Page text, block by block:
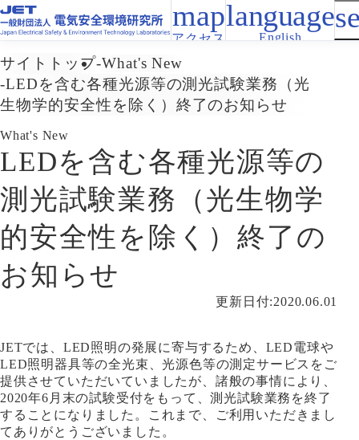
アクセス English
サイトトップ What's New
LEDを含む各種光源等の測光試験業務（光
生物学的安全性を除く）終了のお知らせ
What's New
LEDを含む各種光源等の
測光試験業務（光生物学
的安全性を除く）終了の
お知らせ
更新日付:2020.06.01
JETでは、LED照明の発展に寄与するため、LED電球や
LED照明器具等の全光束、光源色等の測定サービスをご
提供させていただいていましたが、諸般の事情により、
2020年6月末の試験受付をもって、測光試験業務を終了
することになりました。これまで、ご利用いただきまし
てありがとうございました。